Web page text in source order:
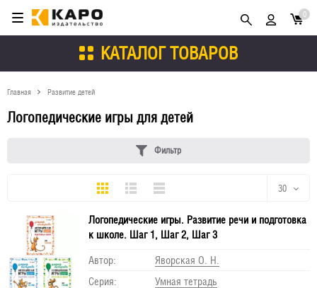
КАТАЛОГ ТОВАРОВ
0
Главная Развитие детей
Логопедические игры для детей
Фильтр
Плитка ПодробноКомпактно 30
30
Логопедические игры. Развитие речи и подготовка
к школе. Шаг 1, Шаг 2, Шаг 3
Автор:
Яворская О. Н.
Серия:
Умная тетрадь